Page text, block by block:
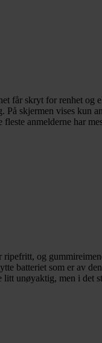
får skryt for renhet
skjermen vises kun
anmelderne har
og
batteriet som er av
unøyaktig, men i det